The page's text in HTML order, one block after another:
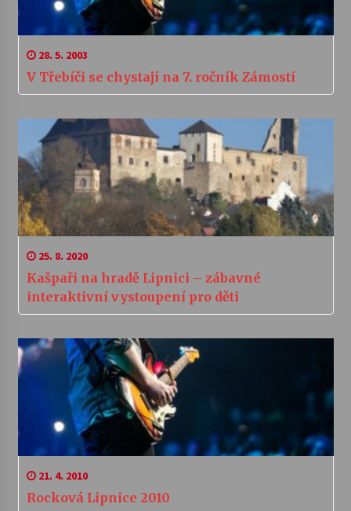
28. 5. 2003
V Třebíči se chystají na 7. ročník Zámostí
25. 8. 2020
Kašpaři na hradě Lipnici – zábavné
interaktivní vystoupení pro děti
21. 4. 2010
Rocková Lipnice 2010